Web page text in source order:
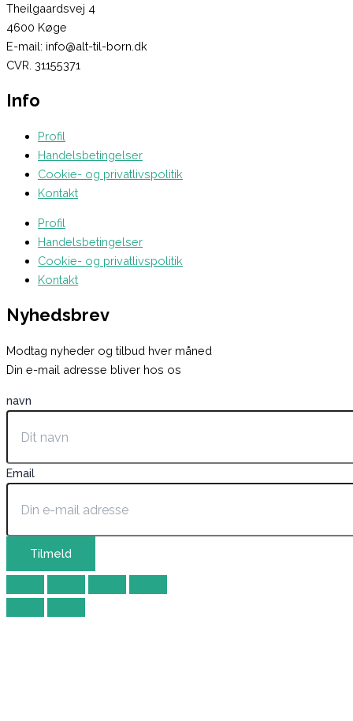
Theilgaardsvej 4
4600 Køge
E-mail: info@alt-til-born.dk
CVR. 31155371
Info
Profil
Handelsbetingelser
Cookie- og privatlivspolitik
Kontakt
Profil
Handelsbetingelser
Cookie- og privatlivspolitik
Kontakt
Nyhedsbrev
Modtag nyheder og tilbud hver måned
Din e-mail adresse bliver hos os
navn
Email
Tilmeld